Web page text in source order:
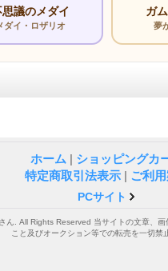
思議のメダイ
ダイ・ロザリオ
ガ
夢
ホーム
ショッピングカ
特定商取引法表示
ご利
PCサイト
ん. All Rights Reserved 当サイトの文章、画
こと及びオークション等での転売を一切禁